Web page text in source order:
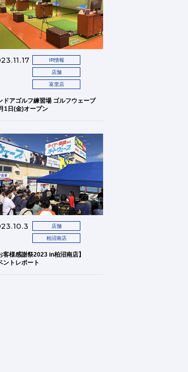
IR情報
店舗
富里店
ドアゴルフ練習場 ゴルフウェーブ
1日(金)オープン
店舗
柏沼南店
客様感謝祭2023 in柏沼南店】
ントレポート